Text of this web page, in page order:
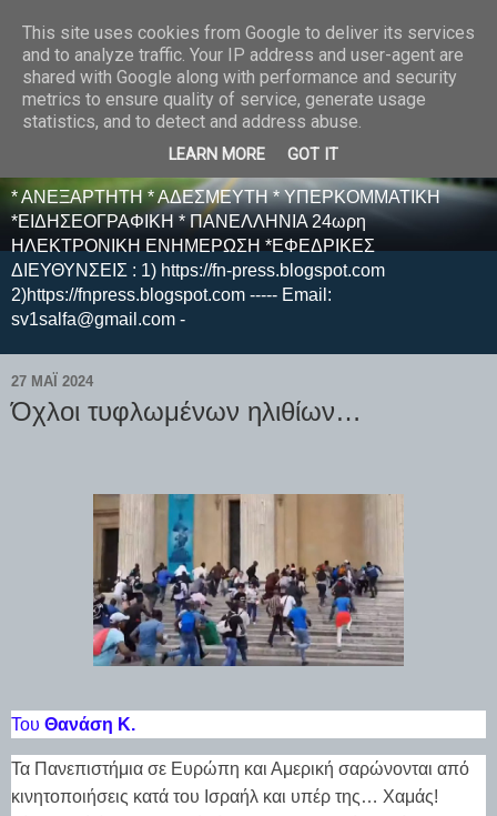
E F E N P R E S S -
ΗΛΕΚΤΡΟΝΙΚΗ
ΕΦΗΜΕΡΙΔΑ
* ΑΝΕΞΑΡΤΗΤΗ * ΑΔΕΣΜΕΥΤΗ * ΥΠΕΡΚΟΜΜΑΤΙΚΗ
*ΕΙΔΗΣΕΟΓΡΑΦΙΚΗ * ΠΑΝΕΛΛΗΝΙΑ 24ωρη
ΗΛΕΚΤΡΟΝΙΚΗ ΕΝΗΜΕΡΩΣΗ *ΕΦΕΔΡΙΚΕΣ
ΔΙΕΥΘΥΝΣΕΙΣ : 1) https://fn-press.blogspot.com
2)https://fnpress.blogspot.com ----- Email:
sv1salfa@gmail.com -
27 ΜΑΪ́ 2024
Όχλοι τυφλωμένων ηλιθίων…
Του Θανάση Κ.
Τα Πανεπιστήμια σε Ευρώπη και Αμερική σαρώνονται από
κινητοποιήσεις κατά του Ισραήλ και υπέρ της… Χαμάς!
This site uses cookies from Google to deliver its services
and to analyze traffic. Your IP address and user-agent are
shared with Google along with performance and security
metrics to ensure quality of service, generate usage
statistics, and to detect and address abuse.
LEARN MORE GOT IT